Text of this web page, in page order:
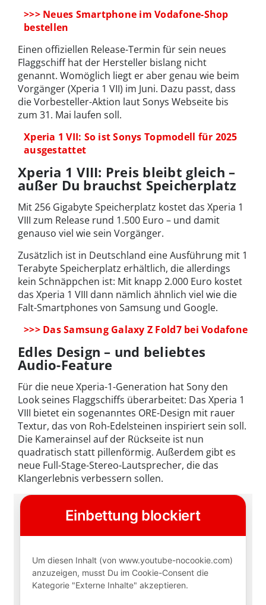
>>> Neues Smartphone im Vodafone-Shop
bestellen
Einen offiziellen Release-Termin für sein neues
Flaggschiff hat der Hersteller bislang nicht
genannt. Womöglich liegt er aber genau wie beim
Vorgänger (Xperia 1 VII) im Juni. Dazu passt, dass
die Vorbesteller-Aktion laut Sonys Webseite bis
zum 31. Mai laufen soll.
Xperia 1 VII: So ist Sonys Topmodell für 2025
ausgestattet
Xperia 1 VIII: Preis bleibt gleich –
außer Du brauchst Speicherplatz
Mit 256 Gigabyte Speicherplatz kostet das Xperia 1
VIII zum Release rund 1.500 Euro – und damit
genauso viel wie sein Vorgänger.
Zusätzlich ist in Deutschland eine Ausführung mit 1
Terabyte Speicherplatz erhältlich, die allerdings
kein Schnäppchen ist: Mit knapp 2.000 Euro kostet
das Xperia 1 VIII dann nämlich ähnlich viel wie die
Falt-Smartphones von Samsung und Google.
>>> Das Samsung Galaxy Z Fold7 bei Vodafone
Edles Design – und beliebtes
Audio-Feature
Für die neue Xperia-1-Generation hat Sony den
Look seines Flaggschiffs überarbeitet: Das Xperia 1
VIII bietet ein sogenanntes ORE-Design mit rauer
Textur, das von Roh-Edelsteinen inspiriert sein soll.
Die Kamerainsel auf der Rückseite ist nun
quadratisch statt pillenförmig. Außerdem gibt es
neue Full-Stage-Stereo-Lautsprecher, die das
Klangerlebnis verbessern sollen.